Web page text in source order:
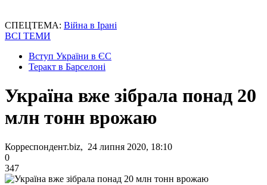
СПЕЦТЕМА: Війна в Ірані
ВСІ ТЕМИ
Вступ України в ЄС
Теракт в Барселоні
Україна вже зібрала понад 20
млн тонн врожаю
Корреспондент.biz, 24 липня 2020, 18:10
0
347